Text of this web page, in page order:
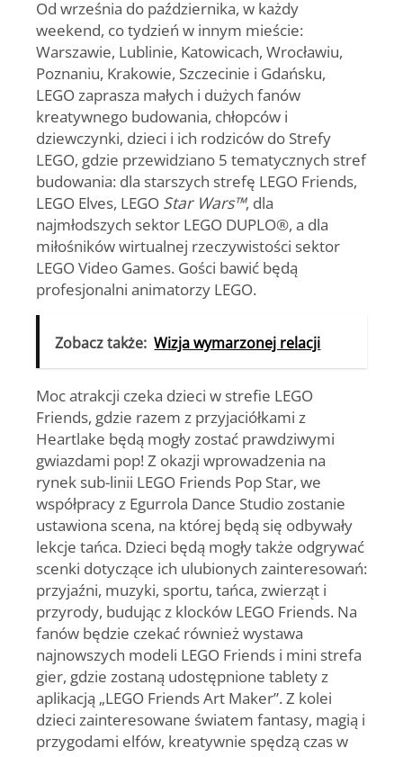
Od września do października, w każdy
weekend, co tydzień w innym mieście:
Warszawie, Lublinie, Katowicach, Wrocławiu,
Poznaniu, Krakowie, Szczecinie i Gdańsku,
LEGO zaprasza małych i dużych fanów
kreatywnego budowania, chłopców i
dziewczynki, dzieci i ich rodziców do Strefy
LEGO, gdzie przewidziano 5 tematycznych stref
budowania: dla starszych strefę LEGO Friends,
LEGO Elves, LEGO Star Wars™, dla
najmłodszych sektor LEGO DUPLO®, a dla
miłośników wirtualnej rzeczywistości sektor
LEGO Video Games. Gości bawić będą
profesjonalni animatorzy LEGO.
Zobacz także: Wizja wymarzonej relacji
Moc atrakcji czeka dzieci w strefie LEGO
Friends, gdzie razem z przyjaciółkami z
Heartlake będą mogły zostać prawdziwymi
gwiazdami pop! Z okazji wprowadzenia na
rynek sub-linii LEGO Friends Pop Star, we
współpracy z Egurrola Dance Studio zostanie
ustawiona scena, na której będą się odbywały
lekcje tańca. Dzieci będą mogły także odgrywać
scenki dotyczące ich ulubionych zainteresowań:
przyjaźni, muzyki, sportu, tańca, zwierząt i
przyrody, budując z klocków LEGO Friends. Na
fanów będzie czekać również wystawa
najnowszych modeli LEGO Friends i mini strefa
gier, gdzie zostaną udostępnione tablety z
aplikacją „LEGO Friends Art Maker”. Z kolei
dzieci zainteresowane światem fantasy, magią i
przygodami elfów, kreatywnie spędzą czas w